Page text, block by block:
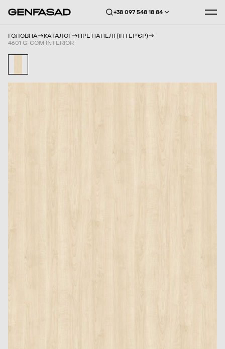
+38 097 548 18 84
ГОЛОВНА КАТАЛОГ
HPL ПАНЕЛІ (ІНТЕРʼЄР)
4601 G-COM INTERIOR